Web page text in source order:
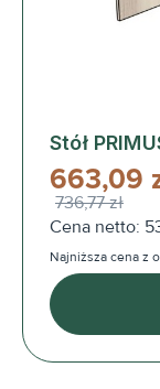
Stół
663,09
736,77 zł
Cena netto:
Najniższa cena z